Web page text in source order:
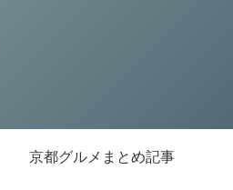
京都グルメまとめ記事